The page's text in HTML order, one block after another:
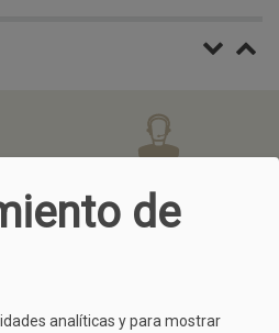
¿Tienes dudas? Llámanos
981299745
Comprar en Calzados Yolanda es
de
analíticas y para mostrar